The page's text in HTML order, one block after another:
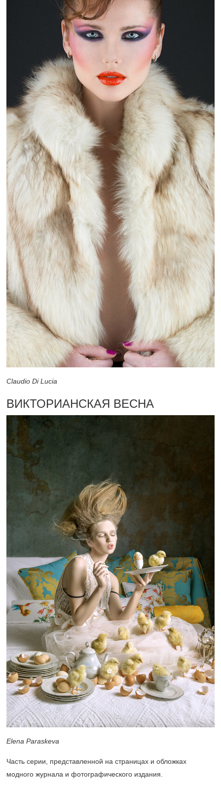
Claudio Di Lucia
ВИКТОРИАНСКАЯ ВЕСНА
Elena Paraskeva
Часть серии, представленной на страницах и обложках
модного журнала и фотографического издания.